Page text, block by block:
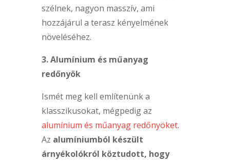
szélnek, nagyon masszív, ami
hozzájárul a terasz kényelmének
növeléséhez.
3. Alumínium és műanyag
redőnyök
Ismét meg kell említenünk a
klasszikusokat, mégpedig az
alumínium és műanyag redőnyöket.
Az alumíniumból készült
árnyékolókról köztudott, hogy